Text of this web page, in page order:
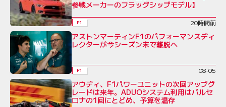
参戦メーカーのフラッグシップモデル】
F1 20時間前
アストンマーティンF1のパフォーマンスディ
レクターが今シーズン末で離脱へ
F1 08-05
アウディ、F1パワーユニットの次回アップグ
レードは来年。ADUOシステム利用はバルセ
ロナの1回にとどめ、予算を温存